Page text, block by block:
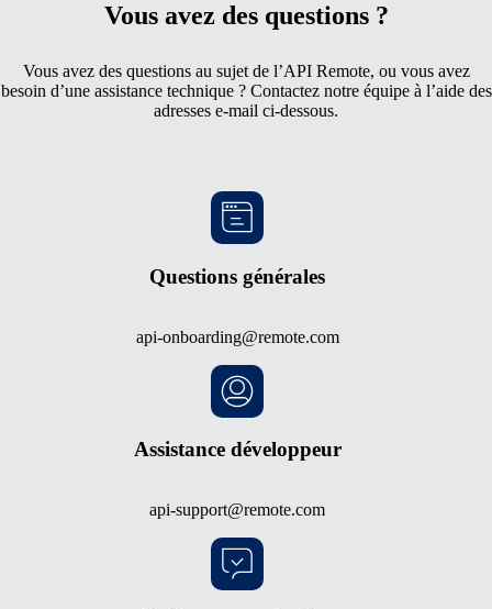
Vous avez des questions ?
Vous avez des questions au sujet de l’API Remote, ou vous avez
besoin d’une assistance technique ? Contactez notre équipe à l’aide des
adresses e-mail ci-dessous.
Questions générales
api-onboarding@remote.com
Assistance développeur
api-support@remote.com